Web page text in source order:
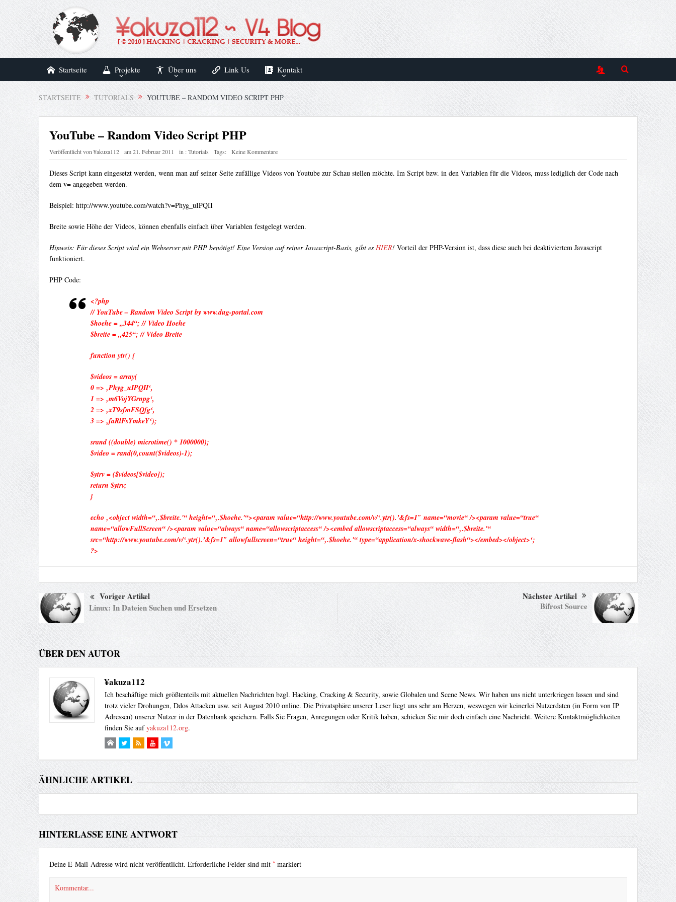
Startseite Projekte Über uns Link Us Kontakt
STARTSEITE TUTORIALS YOUTUBE – RANDOM VIDEO SCRIPT PHP
YouTube – Random Video Script PHP
Veröffentlicht von¥akuza112 am21. Februar 2011 in :Tutorials Tags: Keine Kommentare
Dieses Script kann eingesetzt werden, wenn man auf seiner Seite zufällige Videos von Youtube zur Schau stellen möchte. Im Script bzw. in den Variablen für die Videos, muss lediglich der Code nach
dem v= angegeben werden.
Beispiel: http://www.youtube.com/watch?v=Phyg_uIPQII
Breite sowie Höhe der Videos, können ebenfalls einfach über Variablen festgelegt werden.
Hinweis: Für dieses Script wird ein Webserver mit PHP benötigt! Eine Version auf reiner Javascript-Basis, gibt es HIER!Vorteil der PHP-Version ist, dass diese auch bei deaktiviertem Javascript
funktioniert.
PHP Code:
<?php
// YouTube – Random Video Script by www.dug-portal.com
$hoehe = „344“; // Video Hoehe
$breite = „425“; // Video Breite
function ytr() {
$videos = array(
0 => ‚Phyg_uIPQII‘,
1 => ‚m6VojYGrnpg‘,
2 => ‚xT9sfmFSQfg‘,
3 => ‚faRlFsYmkeY‘);
srand ((double) microtime() * 1000000);
$video = rand(0,count($videos)-1);
$ytrv = ($videos[$video]);
return $ytrv;
}
echo ‚<object width=“‚.$breite.'“ height=“‚.$hoehe.'“><param value=“http://www.youtube.com/v/‘.ytr().’&fs=1″ name=“movie“ /><param value=“true“
name=“allowFullScreen“ /><param value=“always“ name=“allowscriptaccess“ /><embed allowscriptaccess=“always“ width=“‚.$breite.'“
src=“http://www.youtube.com/v/‘.ytr().’&fs=1″ allowfullscreen=“true“ height=“‚.$hoehe.'“ type=“application/x-shockwave-flash“></embed></object>‘;
?>
Voriger Artikel
Linux: In Dateien Suchen und Ersetzen
Nächster Artikel
Bifrost Source
ÜBER DEN AUTOR
¥akuza112
Ich beschäftige mich größtenteils mit aktuellen Nachrichten bzgl. Hacking, Cracking & Security, sowie Globalen und Scene News. Wir haben uns nicht unterkriegen lassen und sind
trotz vieler Drohungen, Ddos Attacken usw. seit August 2010 online. Die Privatsphäre unserer Leser liegt uns sehr am Herzen, weswegen wir keinerlei Nutzerdaten (in Form von IP
Adressen) unserer Nutzer in der Datenbank speichern. Falls Sie Fragen, Anregungen oder Kritik haben, schicken Sie mir doch einfach eine Nachricht. Weitere Kontaktmöglichkeiten
finden Sie aufyakuza112.org.
ÄHNLICHE ARTIKEL
HINTERLASSE EINE ANTWORT
Deine E-Mail-Adresse wird nicht veröffentlicht. Erforderliche Felder sind mit *markiert